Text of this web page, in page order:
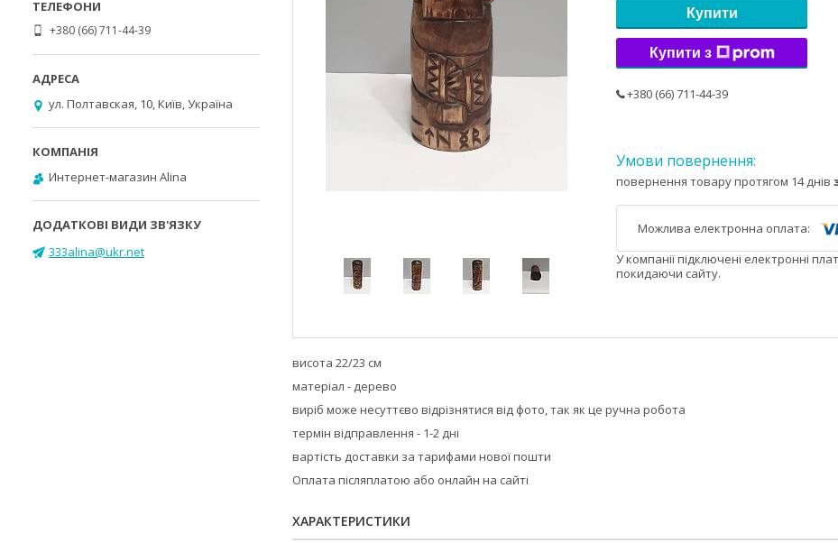
Купити
Купити з
+380 (66) 711-44-39
повернення товару протягом 14 днів
У компанії підключені електронні
покидаючи сайту.
висота 22/23 см
матеріал - дерево
виріб може несуттєво відрізнятися від фото, так як це ручна робота
термін відправлення - 1-2 дні
вартість доставки за тарифами нової пошти
Оплата післяплатою або онлайн на сайті
ХАРАКТЕРИСТИКИ
+380 (66) 711-44-39
ул. Полтавская, 10, Київ, Україна
Интернет-магазин Alina
333alina@ukr.net